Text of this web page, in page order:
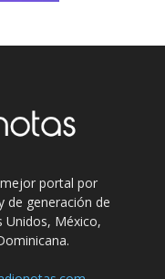
portal por
de generación de
Unidos, México,